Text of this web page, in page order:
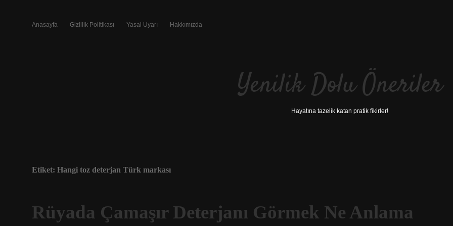
Anasayfa Gizlilik Politikası Yasal Uyarı Hakkımızda
Yenilik Dolu Öneriler
Hayatına tazelik katan pratik fikirler!
Etiket: Hangi toz deterjan Türk markası
Rüyada Çamaşır Deterjanı Görmek Ne Anlama